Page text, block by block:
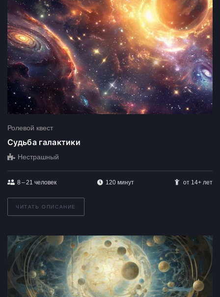
Ролевой квест
Судьба галактики
Нестрашный
8 – 21 человек 120 минут от 14+ лет
ЧИТАТЬ ОПИСАНИЕ